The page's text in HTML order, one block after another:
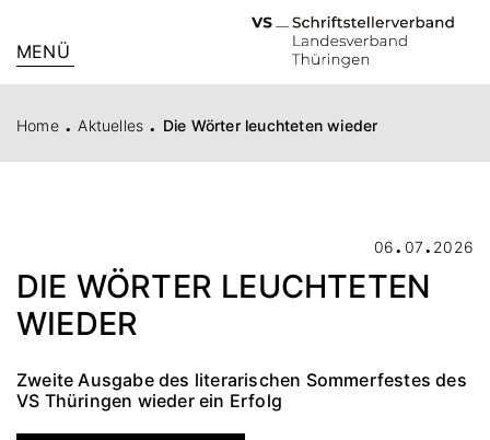
MENÜ
Home . Aktuelles . Die Wörter leuchteten wieder
06. 07. 2026
DIE WÖRTER LEUCHTETEN
WIEDER
Zweite Ausgabe des literarischen Sommerfestes des
VS Thüringen wieder ein Erfolg